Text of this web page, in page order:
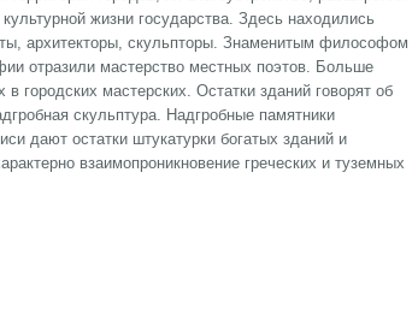
жизни государства. Здесь находились
архитекторы, скульпторы. Знаменитым философом
отразили мастерство местных поэтов. Больше
городских мастерских. Остатки зданий говорят об
скульптура. Надгробные памятники
дают остатки штукатурки богатых зданий и
взаимопроникновение греческих и туземных